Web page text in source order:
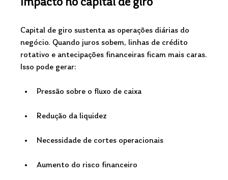
Impacto no capital de giro
Capital de giro sustenta as operações diárias do
negócio. Quando juros sobem, linhas de crédito
rotativo e antecipações financeiras ficam mais caras.
Isso pode gerar:
Pressão sobre o fluxo de caixa
Redução da liquidez
Necessidade de cortes operacionais
Aumento do risco financeiro